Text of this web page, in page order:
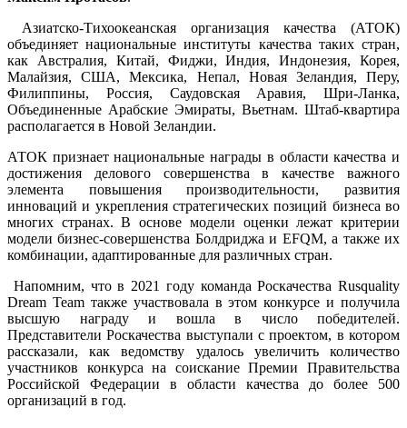
Азиатско-Тихоокеанская организация качества (АТОК)
объединяет национальные институты качества таких стран,
как Австралия, Китай, Фиджи, Индия, Индонезия, Корея,
Малайзия, США, Мексика, Непал, Новая Зеландия, Перу,
Филиппины, Россия, Саудовская Аравия, Шри-Ланка,
Объединенные Арабские Эмираты, Вьетнам. Штаб-квартира
располагается в Новой Зеландии.
АТОК признает национальные награды в области качества и
достижения делового совершенства в качестве важного
элемента повышения производительности, развития
инноваций и укрепления стратегических позиций бизнеса во
многих странах. В основе модели оценки лежат критерии
модели бизнес-совершенства Болдриджа и EFQM, а также их
комбинации, адаптированные для различных стран.
Напомним, что в 2021 году команда Роскачества Rusquality
Dream Team также участвовала в этом конкурсе и получила
высшую награду и вошла в число победителей.
Представители Роскачества выступали с проектом, в котором
рассказали, как ведомству удалось увеличить количество
участников конкурса на соискание Премии Правительства
Российской Федерации в области качества до более 500
организаций в год.